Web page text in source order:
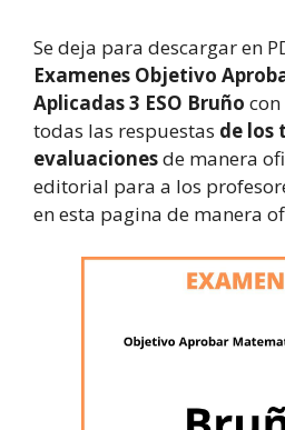
Se deja para descargar en
Examenes Objetivo
Aplicadas 3 ESO Bruño
todas las respuestas de los
evaluacionesde manera
editorial para a los
en esta pagina de manera